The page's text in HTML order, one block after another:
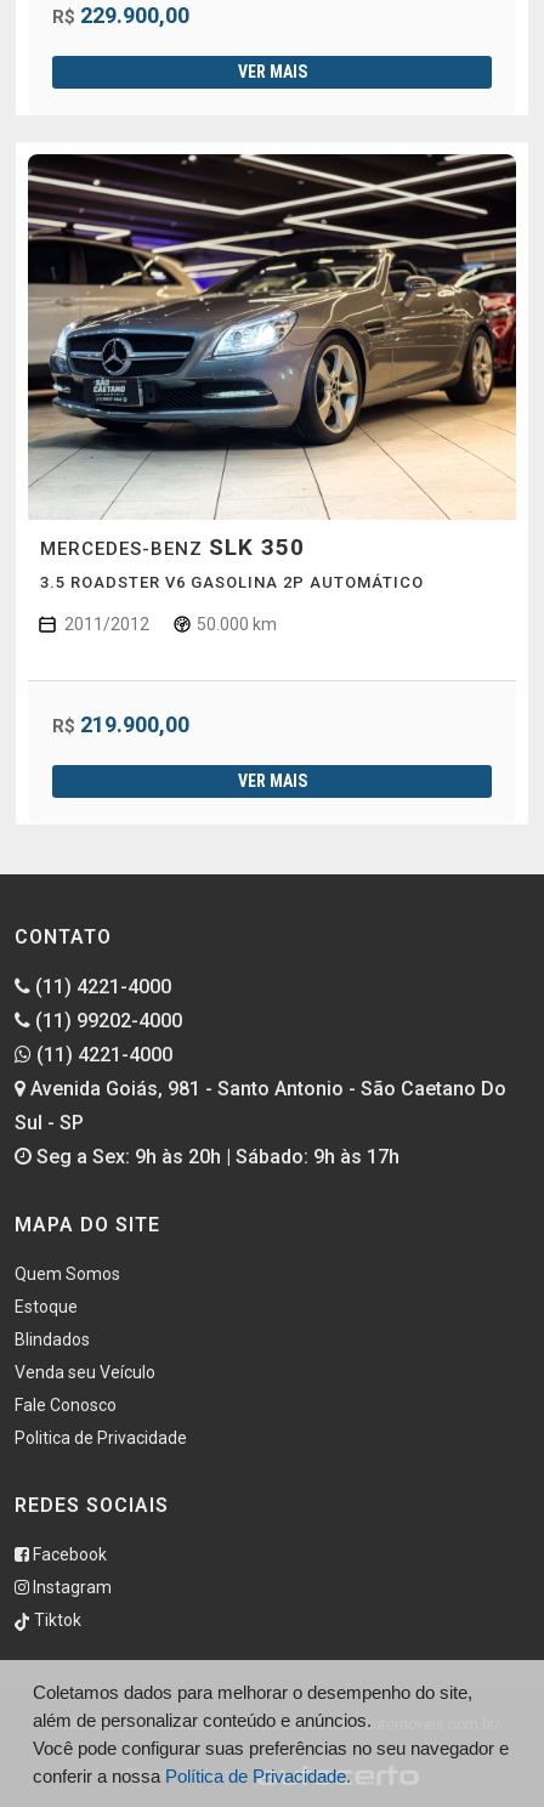
R$ 229.900,00
VER MAIS
MERCEDES-BENZ SLK 350
3.5 ROADSTER V6 GASOLINA 2P AUTOMÁTICO
2011/2012 50.000 km
R$ 219.900,00
VER MAIS
CONTATO
(11) 4221-4000
(11) 99202-4000
(11) 4221-4000
Avenida Goiás, 981 - Santo Antonio - São Caetano Do
Sul - SP
Seg a Sex: 9h às 20h | Sábado: 9h às 17h
MAPA DO SITE
Quem Somos
Estoque
Blindados
Venda seu Veículo
Fale Conosco
Politica de Privacidade
REDES SOCIAIS
Facebook
Instagram
Tiktok
© São Caetano Automóveis - http://saocaetanoautomoveis.com.br/
Desenvolvido por
Coletamos dados para melhorar o desempenho do site,
além de personalizar conteúdo e anúncios.
Você pode configurar suas preferências no seu navegador e
conferir a nossa Política de Privacidade.